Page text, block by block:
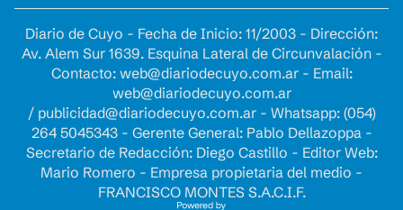
Diario de Cuyo - Fecha de Inicio: 11/2003 - Dirección:
Av. Alem Sur 1639. Esquina Lateral de Circunvalación -
Contacto: web@diariodecuyo.com.ar- Email:
web@diariodecuyo.com.ar
/ publicidad@diariodecuyo.com.ar- Whatsapp: (054)
264 5045343 - Gerente General: Pablo Dellazoppa -
Secretario de Redacción: Diego Castillo - Editor Web:
Mario Romero - Empresa propietaria del medio -
FRANCISCO MONTES S.A.C.I.F.